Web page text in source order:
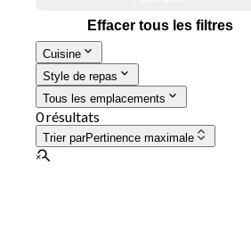
Effacer tous les filtres
Cuisine
Style de repas
Tous les emplacements
0 résultats
Trier parPertinence maximale